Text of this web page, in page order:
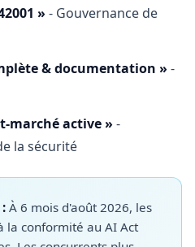
» - Gouvernance de
& documentation » -
marché active » -
la sécurité
À 6 mois d'août 2026, les
la conformité au AI Act